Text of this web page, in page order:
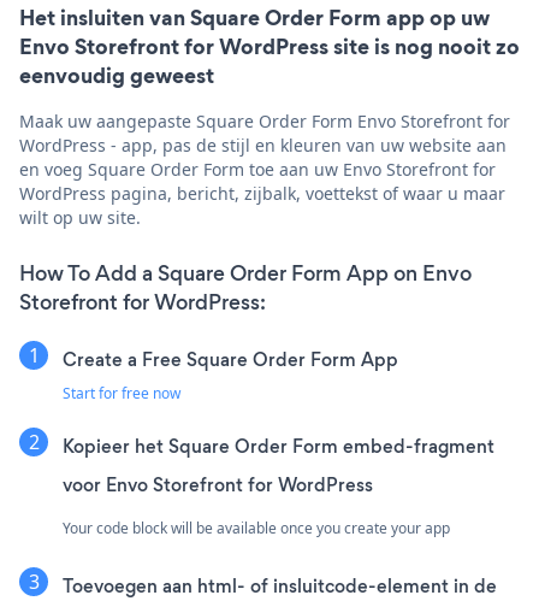
Het insluiten van Square Order Form app op uw
Envo Storefront for WordPress site is nog nooit zo
eenvoudig geweest
Maak uw aangepaste Square Order Form Envo Storefront for
WordPress - app, pas de stijl en kleuren van uw website aan
en voeg Square Order Form toe aan uw Envo Storefront for
WordPress pagina, bericht, zijbalk, voettekst of waar u maar
wilt op uw site.
How To Add a Square Order Form App on Envo
Storefront for WordPress:
Create a Free Square Order Form App
Start for free now
Kopieer het Square Order Form embed-fragment
voor Envo Storefront for WordPress
Your code block will be available once you create your app
Toevoegen aan html- of insluitcode-element in de